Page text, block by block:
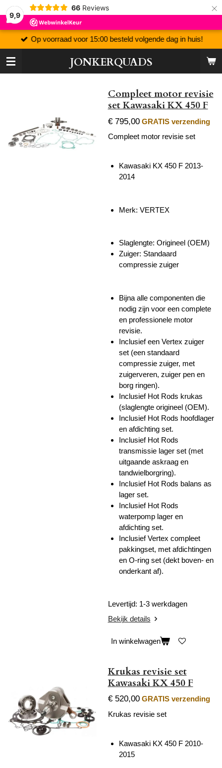
9,9
66 Reviews ×
JONKERQUADS
Op voorraad voor 15:00 besteld volgende dag in huis!
Compleet motor revisie
set Kawasaki KX 450 F
€ 795,00 GRATIS verzending
Compleet motor revisie set
Kawasaki KX 450 F 2013-
2014
Merk: VERTEX
Slaglengte: Origineel (OEM)
Zuiger: Standaard
compressie zuiger
Bijna alle componenten die
nodig zijn voor een complete
en professionele motor
revisie.
Inclusief een Vertex zuiger
set (een standaard
compressie zuiger, met
zuigerveren, zuiger pen en
borg ringen).
Inclusief Hot Rods krukas
(slaglengte origineel (OEM).
Inclusief Hot Rods hoofdlager
en afdichting set.
Inclusief Hot Rods
transmissie lager set (met
uitgaande askraag en
tandwielborgring).
Inclusief Hot Rods balans as
lager set.
Inclusief Hot Rods
waterpomp lager en
afdichting set.
Inclusief Vertex compleet
pakkingset, met afdichtingen
en O-ring set (dekt boven- en
onderkant af).
Levertijd: 1-3 werkdagen
Bekijk details
In winkelwagen
Krukas revisie set
Kawasaki KX 450 F
€ 520,00 GRATIS verzending
Krukas revisie set
Kawasaki KX 450 F 2010-
2015